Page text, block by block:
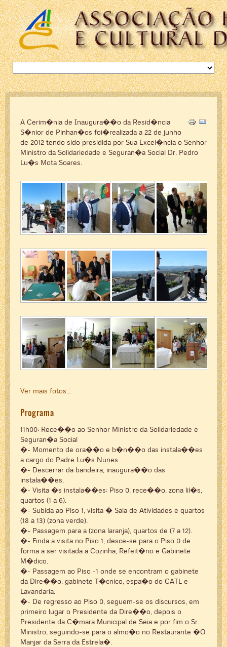
A Cerim�nia de Inaugura��o da Resid�ncia
S�nior de Pinhan�os foi�realizada a 22 de junho
de 2012 tendo sido presidida por Sua Excel�ncia o Senhor
Ministro da Solidariedade e Seguran�a Social Dr. Pedro
Lu�s Mota Soares.
Ver mais fotos...
Programa
11h00: Rece��o ao Senhor Ministro da Solidariedade e
Seguran�a Social
�- Momento de ora��o e b�n��o das instala��es
a cargo do Padre Lu�s Nunes
�- Descerrar da bandeira, inaugura��o das
instala��es.
�- Visita �s instala��es: Piso 0, rece��o, zona lil�s,
quartos (1 a 6).
�- Subida ao Piso 1, visita � Sala de Atividades e quartos
(18 a 13) (zona verde).
�- Passagem para a (zona laranja), quartos de (7 a 12).
�- Finda a visita no Piso 1, desce-se para o Piso 0 de
forma a ser visitada a Cozinha, Refeit�rio e Gabinete
M�dico.
�- Passagem ao Piso -1 onde se encontram o gabinete
da Dire��o, gabinete T�cnico, espa�o do CATL e
Lavandaria.
�- De regresso ao Piso 0, seguem-se os discursos, em
primeiro lugar o Presidente da Dire��o, depois o
Presidente da C�mara Municipal de Seia e por fim o Sr.
Ministro, seguindo-se para o almo�o no Restaurante �O
Manjar da Serra da Estrela�.